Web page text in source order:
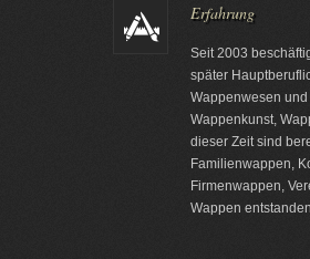
Erfahrung
Seit 2003
später
Wappenwesen
Wappenkunst,
dieser Zeit sind
Familienwappen,
Firmenwappen,
Wappen